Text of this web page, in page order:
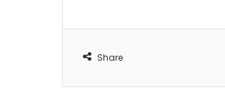
Share